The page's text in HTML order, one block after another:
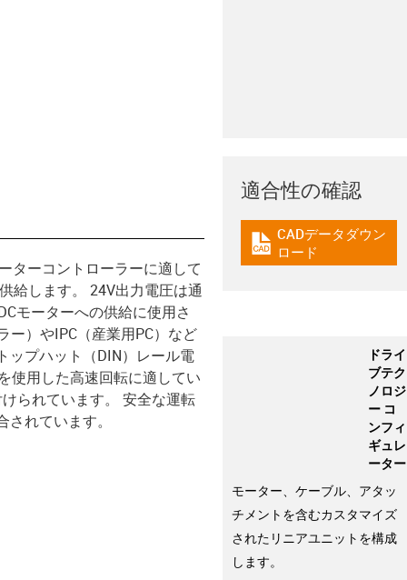
ターコントローラーに適して
給します。 24V出力電圧は通
モーターへの供給に使用さ
ー）やIPC（産業用PC）など
ップハット（DIN）レール電
使用した高速回転に適してい
られています。 安全な運転
れています。
適合性の確認
igus-icon-cad-dateien
CADデータダウン
ロード
ドライ
ブテク
ノロジ
ー コ
ンフィ
ギュレ
ーター
モーター、ケーブル、アタッ
チメントを含むカスタマイズ
されたリニアユニットを構成
します。